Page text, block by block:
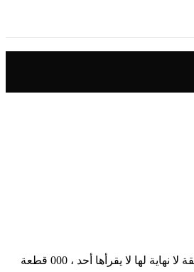
وهذا يؤدي إلى منافسة كبيرة بين العديد من مقدمي الخدمات الذين يرغبون في كسب أكبر قدر ممكن من المال من خلال موقع الويب الخاص بهم، وتصل إلى 10 . إنها وثيقة لا نهاية لها لا يقرأها أحد ، 000 قطعة